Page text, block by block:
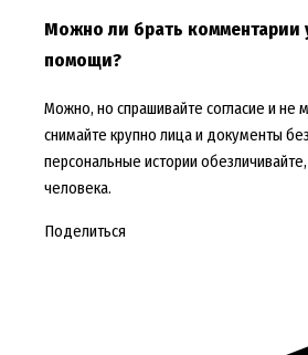
Можно ли брать комментарии
помощи?
Можно, но спрашивайте согласие и не
снимайте крупно лица и документы
персональные истории
человека.
Поделиться